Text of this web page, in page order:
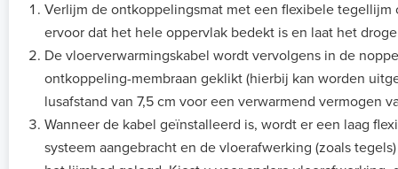
Verlijm de ontkoppelingsmat met een flexibele tegellijm
ervoor dat het hele oppervlak bedekt is en laat het
De vloerverwarmingskabel wordt vervolgens in de
ontkoppeling-membraan geklikt (hierbij kan worden
lusafstand van 7,5 cm voor een verwarmend vermogen
Wanneer de kabel geïnstalleerd is, wordt er een laag
systeem aangebracht en de vloerafwerking (zoals